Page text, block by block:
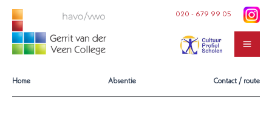
naar
inhoud
020 - 679 99 05
Home Absentie Contact / route